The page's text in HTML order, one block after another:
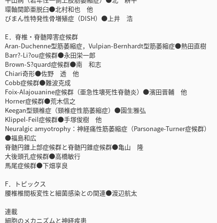
環軸関節亜脱臼●北村和也 他
びまん性特発性骨増殖症（DISH）●上井 浩
E．脊椎・脊髄障害症候群
Aran-Duchenne型筋萎縮症，Vulpian-Bernhardt型筋萎縮症●熱田直樹
Barr?-Li?ou症候群●永田栄一郎
Brown-S?quard症候群●南 和志
Chiari奇形●佐野 透 他
Cobb症候群●難波克成
Foix-Alajouanine症候群（亜急性壊死性脊髄炎）●濱田晋輔 他
Horner症候群●荒木信之
Keegan型頸椎症（頸椎症性筋萎縮症）●園生雅弘
Klippel-Feil症候群●手塚俊樹 他
Neuralgic amyotrophy：神経痛性筋萎縮症（Parsonage-Turner症候群）
●福島和広
脊髄円錐上部症候群と脊髄円錐症候群●亀山 隆
大後頭孔症候群●高橋敏行
馬尾症候群●下畑享良
F．トピックス
腰椎椎間板変性と細菌感染との関連●渡辺航太
連載
細胞のメカニズムと神経疾患